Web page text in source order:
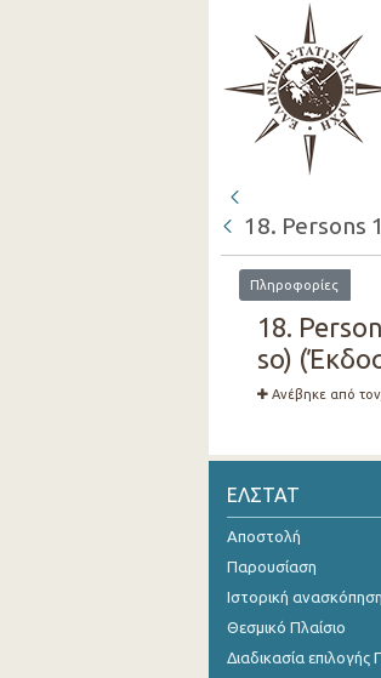
18. Persons
Πληροφορίες
18.
so)
Ανέβηκε από
ΕΛΣΤΑΤ
Αποστολή
Παρουσίαση
Ιστορική ανασκόπηση
Θεσμικό Πλαίσιο
Διαδικασία